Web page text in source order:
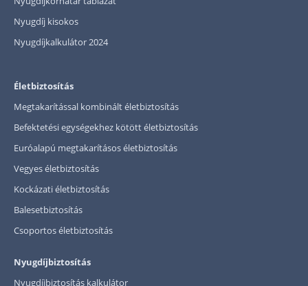
Nyugdíj kisokos
Nyugdíjkalkulátor 2024
Életbiztosítás
Megtakarítással kombinált életbiztosítás
Befektetési egységekhez kötött életbiztosítás
Euróalapú megtakarításos életbiztosítás
Vegyes életbiztosítás
Kockázati életbiztosítás
Balesetbiztosítás
Csoportos életbiztosítás
Nyugdíjbiztosítás
Nyugdíjbiztosítás kalkulátor